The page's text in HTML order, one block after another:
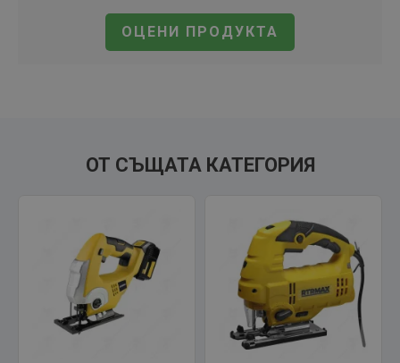
ОЦЕНИ ПРОДУКТА
ОТ СЪЩАТА КАТЕГОРИЯ